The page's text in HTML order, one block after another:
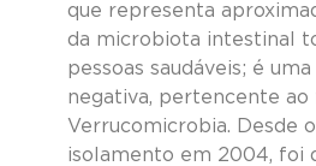
que representa
da microbiota intestinal
pessoas saudáveis; é
negativa, pertencente ao
Verrucomicrobia. Desde
isolamento em 2004, foi